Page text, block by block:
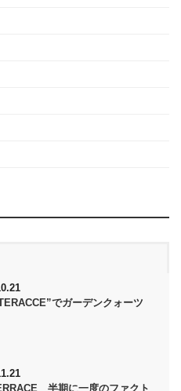
でガーデンクォーツ
半期に一度のファクト